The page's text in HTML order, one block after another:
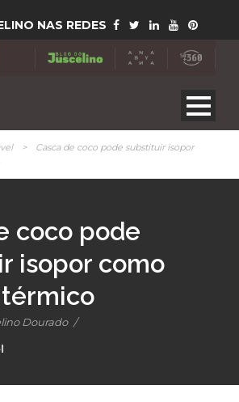
NAS REDES
>
Casca de coco pode substituir isopor
coco pode
isopor como
Dourado /